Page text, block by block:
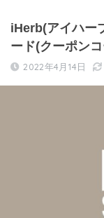
iHerb(アイハー
ード(クーポン
2022年4月14日